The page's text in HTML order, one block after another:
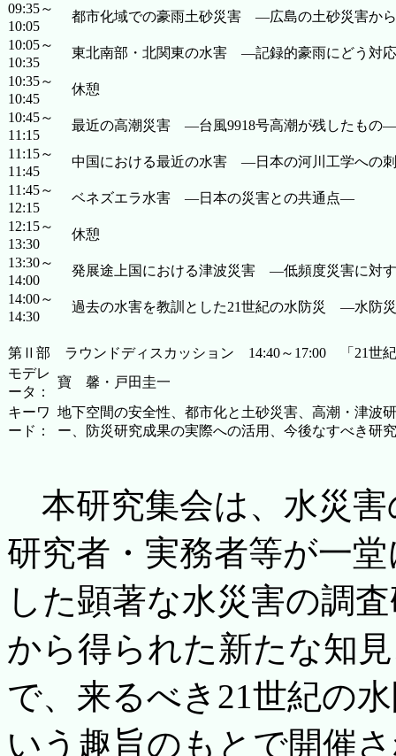
09:35～
10:05
都市化域での豪雨土砂災害 ―広島の土砂災害か
10:05～
10:35
東北南部・北関東の水害 ―記録的豪雨にどう対
10:35～
10:45
休憩
10:45～
11:15
最近の高潮災害 ―台風9918号高潮が残したもの―
11:15～
11:45
中国における最近の水害 ―日本の河川工学への
11:45～
12:15
ベネズエラ水害 ―日本の災害との共通点―
12:15～
13:30
休憩
13:30～
14:00
発展途上国における津波災害 ―低頻度災害に対
14:00～
14:30
過去の水害を教訓とした21世紀の水防災 ―水防
第Ⅱ部 ラウンドディスカッション 14:40～17:00 「21世紀
モデレ
ータ：
寶 馨・戸田圭一
キーワ
ード：
地下空間の安全性、都市化と土砂災害、高潮・津波
ー、防災研究成果の実際への活用、今後なすべき研
本研究集会は、水災
研究者・実務者等が一
した顕著な水災害の調
から得られた新たな知
で、来るべき21世紀の
いう趣旨のもとで開催